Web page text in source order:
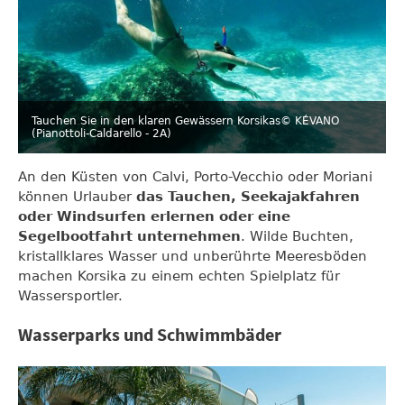
Tauchen Sie in den klaren Gewässern Korsikas© KÉVANO
(Pianottoli-Caldarello - 2A)
An den Küsten von Calvi, Porto-Vecchio oder Moriani
können Urlauber das Tauchen, Seekajakfahren
oder Windsurfen erlernen oder eine
Segelbootfahrt unternehmen. Wilde Buchten,
kristallklares Wasser und unberührte Meeresböden
machen Korsika zu einem echten Spielplatz für
Wassersportler.
Wasserparks und Schwimmbäder